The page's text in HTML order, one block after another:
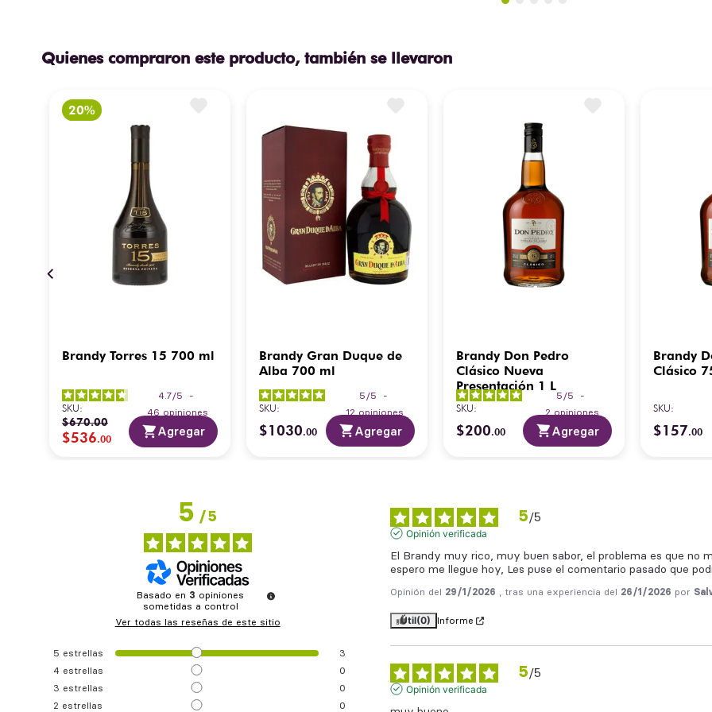
Quienes compraron este producto, también se llevaron
Brandy Torres 15 700 ml
4.7/5
-
46 opiniones
SKU:
$670.00
$536.00
Agregar
Brandy Gran Duque de
Alba 700 ml
5 /5
-
12 opiniones
SKU:
$1030.00 Agregar
Brandy Don Pedro
Clásico Nueva
Presentación 1 L
5 /5
-
2 opiniones
SKU:
$200.00 Agregar
Brandy
Clásico
SKU:
$157.00
5/5
Basado en 3 opiniones
sometidas a control
Ver todas las reseñas de este sitio
5 estrellas
3
4 estrellas
0
3 estrellas
0
2 estrellas 0
5/5
Opinión verificada
El Brandy muy rico, muy buen sabor, el problema es que no
espero me llegue hoy, Les puse el comentario pasado que
Opinión del 29/1/2026 , tras una experiencia del 26/1/2026 por
Útil(0) Informe
5/5
Opinión verificada